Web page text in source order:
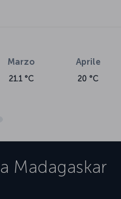
Marzo
21.1 °C
Aprile
20 °C
Madagaskar